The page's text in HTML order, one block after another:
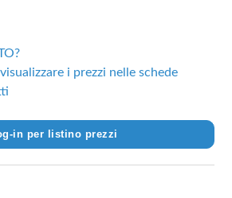
i prezzi nelle schede
in per listino prezzi